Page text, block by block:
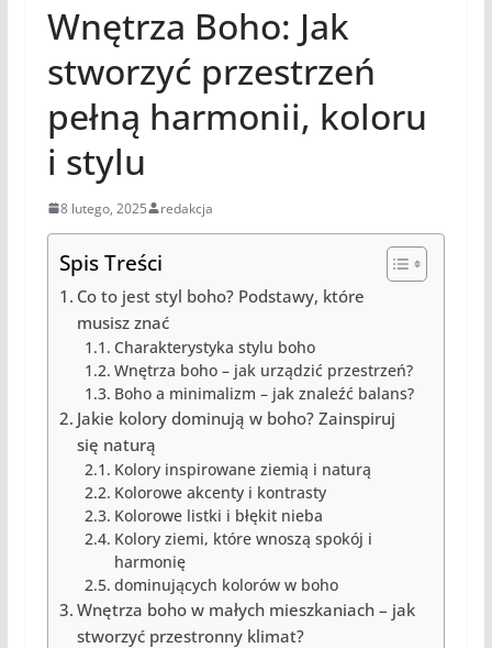
Wnętrza Boho: Jak
stworzyć przestrzeń
pełną harmonii, koloru
i stylu
8 lutego, 2025 redakcja
Spis Treści
Co to jest styl boho? Podstawy, które
musisz znać
Charakterystyka stylu boho
Wnętrza boho – jak urządzić przestrzeń?
Boho a minimalizm – jak znaleźć balans?
Jakie kolory dominują w boho? Zainspiruj
się naturą
Kolory inspirowane ziemią i naturą
Kolorowe akcenty i kontrasty
Kolorowe listki i błękit nieba
Kolory ziemi, które wnoszą spokój i
harmonię
dominujących kolorów w boho
Wnętrza boho w małych mieszkaniach – jak
stworzyć przestronny klimat?